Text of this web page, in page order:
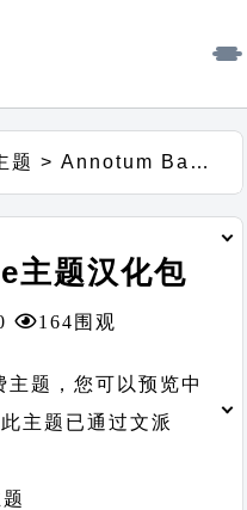
题 >Annotum Base主题汉化包
题汉化包
164围观
题，您可以预览中
主题已通过文派